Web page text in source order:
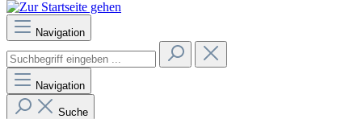
Navigation
Navigation
Suche